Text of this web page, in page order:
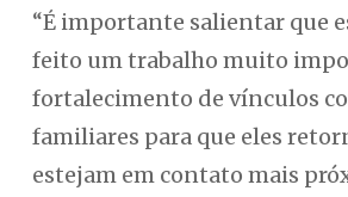
“É importante salientar que
feito um trabalho muito
fortalecimento de vínculos
familiares para que eles
estejam em contato mais